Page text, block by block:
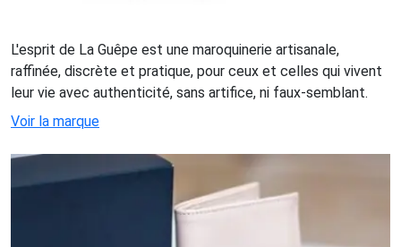
L'esprit de La Guêpe est une maroquinerie artisanale,
raffinée, discrète et pratique, pour ceux et celles qui vivent
leur vie avec authenticité, sans artifice, ni faux-semblant.
Voir la marque